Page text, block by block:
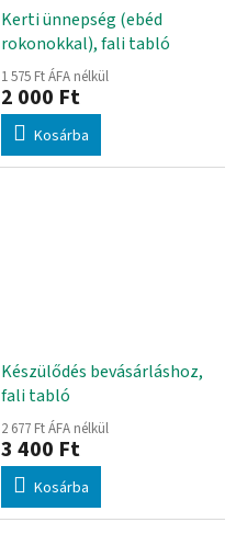
Kerti ünnepség (ebéd
rokonokkal), fali tabló
1 575 Ft ÁFA nélkül
2 000 Ft
Kosárba
Készülődés bevásárláshoz,
fali tabló
2 677 Ft ÁFA nélkül
3 400 Ft
Kosárba